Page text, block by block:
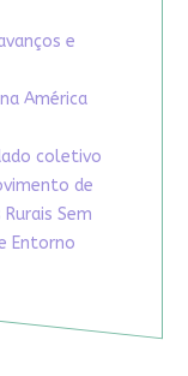
e
América
coletivo
de
Sem
Entorno